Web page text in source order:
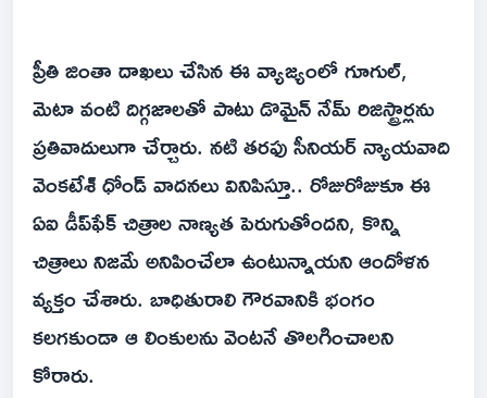
ప్రీతి జింతా దాఖలు చేసిన ఈ వ్యాజ్యంలో గూగుల్,
మెటా వంటి దిగ్గజాలతో పాటు డొమైన్ నేమ్ రిజిస్ట్రార్లను
ప్రతివాదులుగా చేర్చారు. నటి తరఫు సీనియర్ న్యాయవాది
వెంకటేశ్ ధోండ్ వాదనలు వినిపిస్తూ.. రోజురోజుకూ ఈ
ఏఐ డీప్‌ఫేక్ చిత్రాల నాణ్యత పెరుగుతోందని, కొన్ని
చిత్రాలు నిజమే అనిపించేలా ఉంటున్నాయని ఆందోళన
వ్యక్తం చేశారు. బాధితురాలి గౌరవానికి భంగం
కలగకుండా ఆ లింకులను వెంటనే తొలగించాలని
కోరారు.